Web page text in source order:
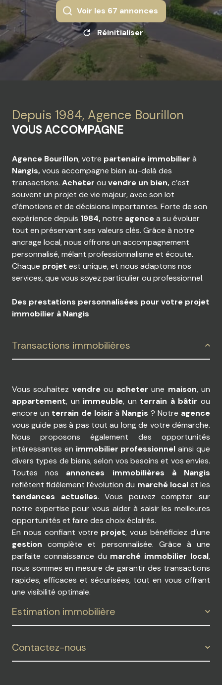
Voir les 67 annonces
Réinitialiser
Depuis 1984, Agence Bourillon
VOUS ACCOMPAGNE
Agence Bourillon, votre partenaire immobilier à
Nangis,vous accompagne bien au-delà des
transactions. Acheter ou vendre un bien,c’est
souvent un projet de vie majeur, avec son lot
d’émotions et de décisions importantes. Forte de son
expérience depuis 1984,notre agencea su évoluer
tout en préservant ses valeurs clés. Grâce à notre
ancrage local, nous offrons un accompagnement
personnalisé, mêlant professionnalisme et écoute.
Chaque projet est unique, et nous adaptons nos
services, que vous soyez particulier ou professionnel.
Des prestations personnalisées pour votre projet
immobilier à Nangis
Transactions immobilières
Vous souhaitez vendreou acheter une maison, un
appartement, un immeuble, un terrain à bâtir ou
encore un terrain de loisir à Nangis ? Notre agence
vous guide pas à pas tout au long de votre démarche.
Nous proposons également des opportunités
intéressantes en immobilier professionnel ainsi que
divers types de biens, selon vos besoins et vos envies.
Toutes nos annonces immobilières à Nangis
reflètent fidèlement l’évolution du marché localet les
tendances actuelles. Vous pouvez compter sur
notre expertise pour vous aider à saisir les meilleures
opportunités et faire des choix éclairés.
En nous confiant votre projet, vous bénéficiez d’une
gestion complète et personnalisée. Grâce à une
parfaite connaissance du marché immobilier local,
nous sommes en mesure de garantir des transactions
rapides, efficaces et sécurisées, tout en vous offrant
une visibilité optimale.
Estimation immobilière
Contactez-nous